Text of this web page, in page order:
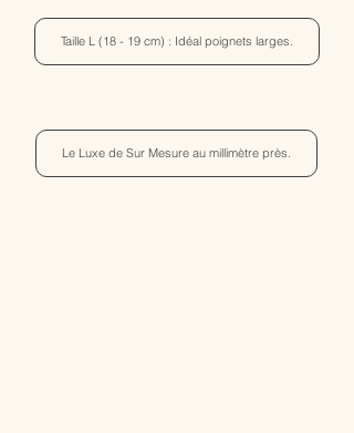
Taille L (18 - 19 cm) : Idéal poignets larges.
Le Luxe de Sur Mesure au millimètre près.